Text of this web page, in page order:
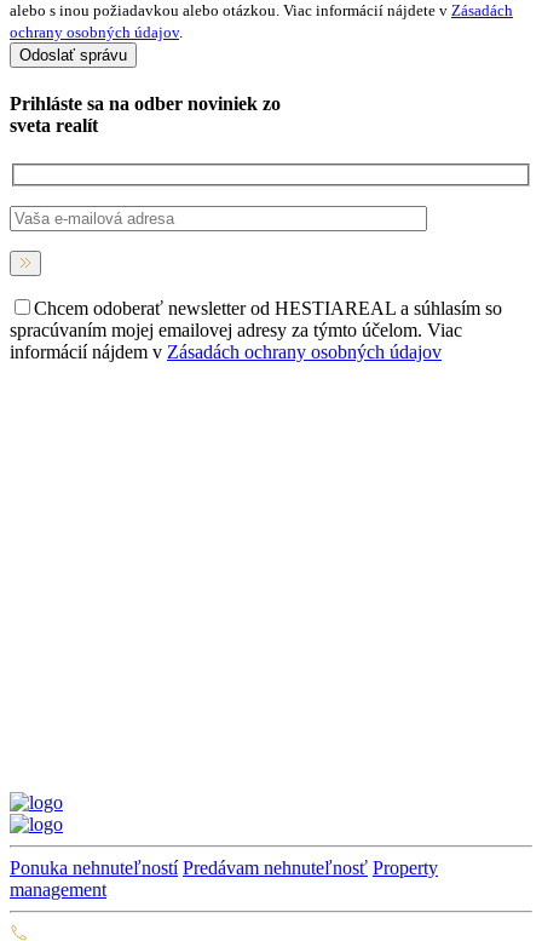
alebo s inou požiadavkou alebo otázkou. Viac informácií nájdete v Zásadách
ochrany osobných údajov.
Prihláste sa na odber noviniek zo
sveta realít
Chcem odoberať newsletter od HESTIAREAL a súhlasím so
spracúvaním mojej emailovej adresy za týmto účelom. Viac
informácií nájdem v Zásadách ochrany osobných údajov
Ponuka nehnuteľností Predávam nehnuteľnosť Property
management